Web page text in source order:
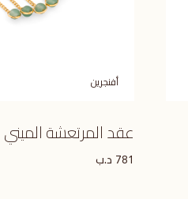
أفنجرين
عقد المرتعشة الميني
781 د.ب